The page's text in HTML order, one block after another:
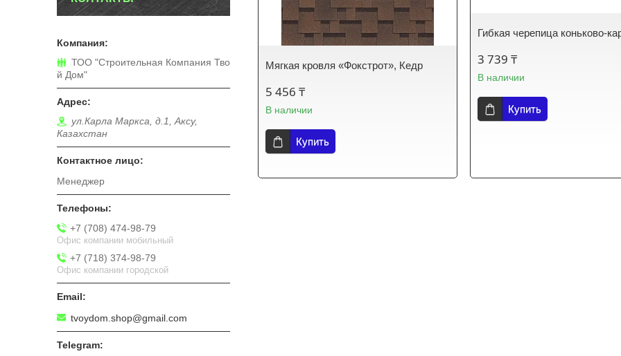
Мягкая кровля «Фокстрот», Кедр
5 456 ₸
В наличии
Купить
Гибкая черепица коньково-
3 739 ₸
В наличии
Купить
ТОО "Строительная Компания Тво
й Дом"
ул.Карла Маркса, д.1, Аксу,
Казахстан
Менеджер
+7 (708) 474-98-79
Офис компании мобильный
+7 (718) 374-98-79
Офис компании городской
tvoydom.shop@gmail.com